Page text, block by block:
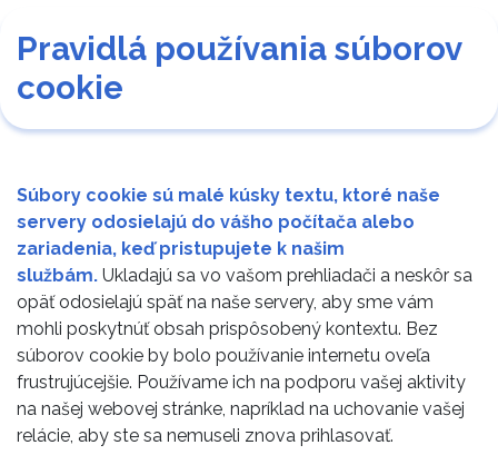
Pravidlá používania súborov
cookie
Súbory cookie sú malé kúsky textu, ktoré naše
servery odosielajú do vášho počítača alebo
zariadenia, keď pristupujete k našim
službám. Ukladajú sa vo vašom prehliadači a neskôr sa
opäť odosielajú späť na naše servery, aby sme vám
mohli poskytnúť obsah prispôsobený kontextu. Bez
súborov cookie by bolo používanie internetu oveľa
frustrujúcejšie. Používame ich na podporu vašej aktivity
na našej webovej stránke, napríklad na uchovanie vašej
relácie, aby ste sa nemuseli znova prihlasovať.